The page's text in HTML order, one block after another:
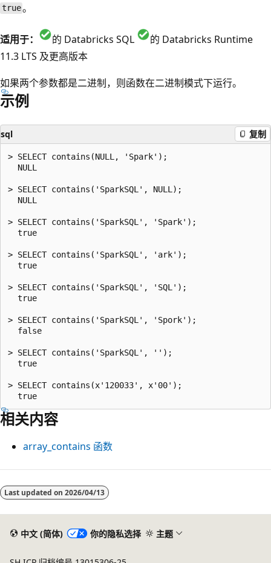
true。
适用于： 的 Databricks SQL
的 Databricks Runtime
11.3 LTS 及更高版本
如果两个参数都是二进制，则函数在二进制模式下运行。
示例
sql 复制
> SELECT contains(NULL, 'Spark');
  NULL
> SELECT contains('SparkSQL', NULL);
  NULL
> SELECT contains('SparkSQL', 'Spark');
  true
> SELECT contains('SparkSQL', 'ark');
  true
> SELECT contains('SparkSQL', 'SQL');
  true
> SELECT contains('SparkSQL', 'Spork');
  false
> SELECT contains('SparkSQL', '');
  true
> SELECT contains(x'120033', x'00');
相关内容
array_contains 函数
阅
读Last updated on 2026/04/13
中文 (简体) 你的隐私选择 主题